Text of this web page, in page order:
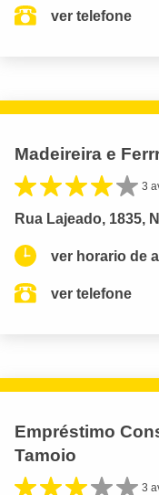
ver telefone
Madeireira e
3
Rua Lajeado, 1835,
ver horario de
ver telefone
Empréstimo
Tamoio
3